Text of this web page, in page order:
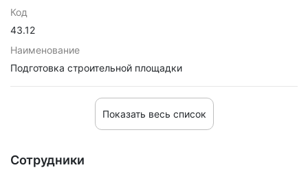
Код
43.12
Наименование
Подготовка строительной площадки
Показать весь список
Сотрудники